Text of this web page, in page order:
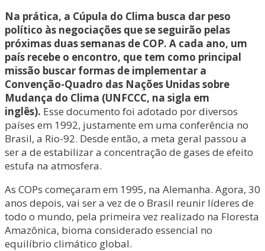
Na prática, a Cúpula do Clima busca dar peso
político às negociações que se seguirão pelas
próximas duas semanas de COP. A cada ano, um
país recebe o encontro, que tem como principal
missão buscar formas de implementar a
Convenção-Quadro das Nações Unidas sobre
Mudança do Clima (UNFCCC, na sigla em
inglês). Esse documento foi adotado por diversos
países em 1992, justamente em uma conferência no
Brasil, a Rio-92. Desde então, a meta geral passou a
ser a de estabilizar a concentração de gases de efeito
estufa na atmosfera.
As COPs começaram em 1995, na Alemanha. Agora, 30
anos depois, vai ser a vez de o Brasil reunir líderes de
todo o mundo, pela primeira vez realizado na Floresta
Amazônica, bioma considerado essencial no
equilíbrio climático global.